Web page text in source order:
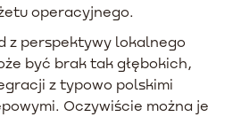
operacyjnego.
z perspektywy lokalnego
być brak tak głębokich,
z typowo polskimi
Oczywiście można je